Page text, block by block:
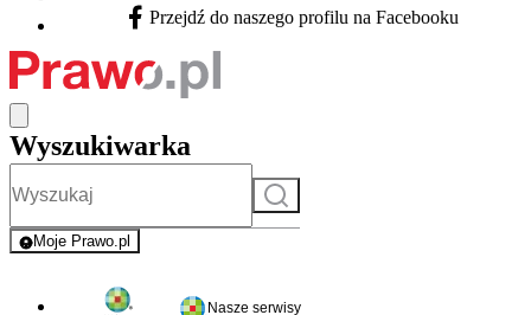
Facebook - otwiera się w nowej karcie
Przejdź do naszego profilu na Facebooku
Wyszukiwarka
Szukaj
Moje Prawo.pl
- rejestracja i logowanie do serwisu
Nasze serwisy